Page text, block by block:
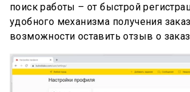
поиск работы – от быстрой
удобного механизма получения
возможности оставить отзыв о